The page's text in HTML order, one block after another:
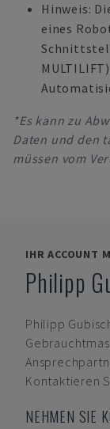
Hinweis:
eines
*Es kann zu
Daten und den
müssen vom
IHR ACCOUNT
Philipp
Philipp
Kontaktieren
NEHMEN SIE